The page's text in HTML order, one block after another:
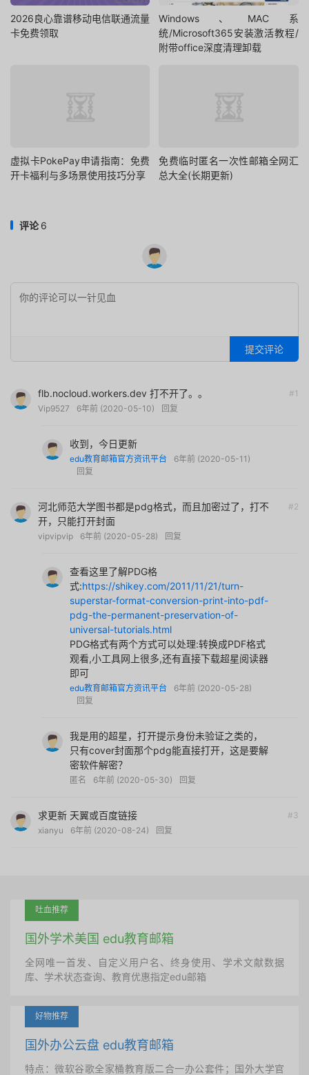
2026良心靠谱移动电信联通流量
卡免费领取
Windows、MAC系
统/Microsoft365安装激活教程/
附带office深度清理卸载
虚拟卡PokePay申请指南：免费
开卡福利与多场景使用技巧分享
免费临时匿名一次性邮箱全网汇
总大全(长期更新)
评论6
提交评论
#1
flb.nocloud.workers.dev 打不开了。。
Vip9527 6年前 (2020-05-10) 回复
收到，今日更新
edu教育邮箱官方资讯平台
6年前 (2020-05-11)
回复
#2
河北师范大学图书都是pdg格式，而且加密过了，打不
开，只能打开封面
vipvipvip 6年前 (2020-05-28) 回复
查看这里了解PDG格
式:https://shikey.com/2011/11/21/turn-
superstar-format-conversion-print-into-pdf-
pdg-the-permanent-preservation-of-
universal-tutorials.html
PDG格式有两个方式可以处理:转换成PDF格式
观看,小工具网上很多,还有直接下载超星阅读器
即可
edu教育邮箱官方资讯平台
6年前 (2020-05-28)
回复
我是用的超星，打开提示身份未验证之类的，
只有cover封面那个pdg能直接打开，这是要解
密软件解密？
匿名 6年前 (2020-05-30) 回复
#3
求更新 天翼或百度链接
xianyu 6年前 (2020-08-24) 回复
吐血推荐
国外学术美国 edu教育邮箱
全网唯一首发、自定义用户名、终身使用、学术文献数据
库、学术状态查询、教育优惠指定edu邮箱
好物推荐
国外办公云盘 edu教育邮箱
特点：微软谷歌全家桶教育版二合一办公套件；国外大学官